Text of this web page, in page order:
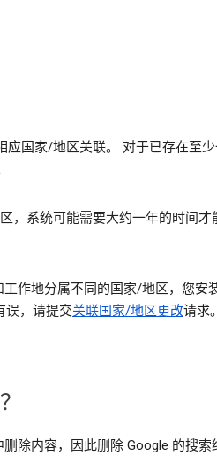
国家/地区关联。 对于已存在至
，系统可能需要大约一年的时间
作地分属不同的国家/地区，您安
误，请提交关联国家/地区更改请求。
除内容，因此删除 Google 的搜索